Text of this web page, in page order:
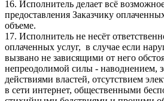
16. Исполнитель делает всё
предоставления Заказчику
объеме.
17. Исполнитель не несёт
оплаченных услуг, в случае если
вызвано не зависящими от него
непреодолимой силы - наводнением,
действиями властей, отсутствием
в сети интернет, общественными